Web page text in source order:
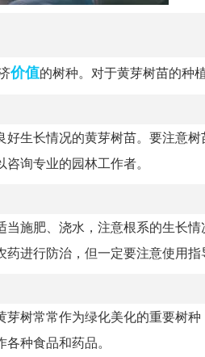
价值的树种。对于黄芽树苗的种
生长情况的黄芽树苗。要注意
询专业的园林工作者。
施肥、浇水，注意根系的生长情
进行防治，但一定要注意使用指
树常常作为绿化美化的重要树
种食品和药品。